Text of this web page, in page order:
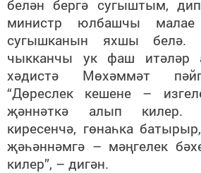
белән бергә сугыштым,
министр юлбашчы
сугышканын яхшы белә.
чыкканчы ук фаш итәләр
хәдистә Мөхәммәт
“Дөреслек кешене –
җәннәткә алып килер.
киресенчә, гөнаһка
җәһәннәмгә – мәңгелек
килер”, – дигән.